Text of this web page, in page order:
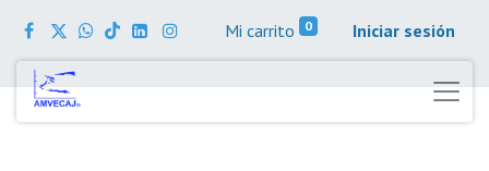
Mi carrito 0 Iniciar sesión